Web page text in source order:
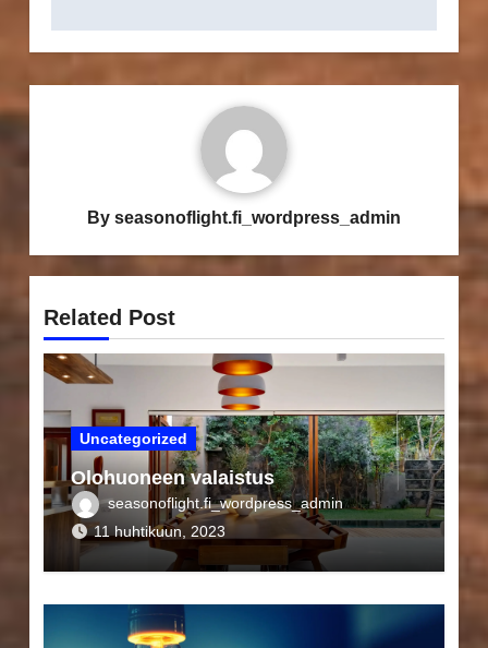
By seasonoflight.fi_wordpress_admin
Related Post
Uncategorized
Olohuoneen valaistus
seasonoflight.fi_wordpress_admin
11 huhtikuun, 2023